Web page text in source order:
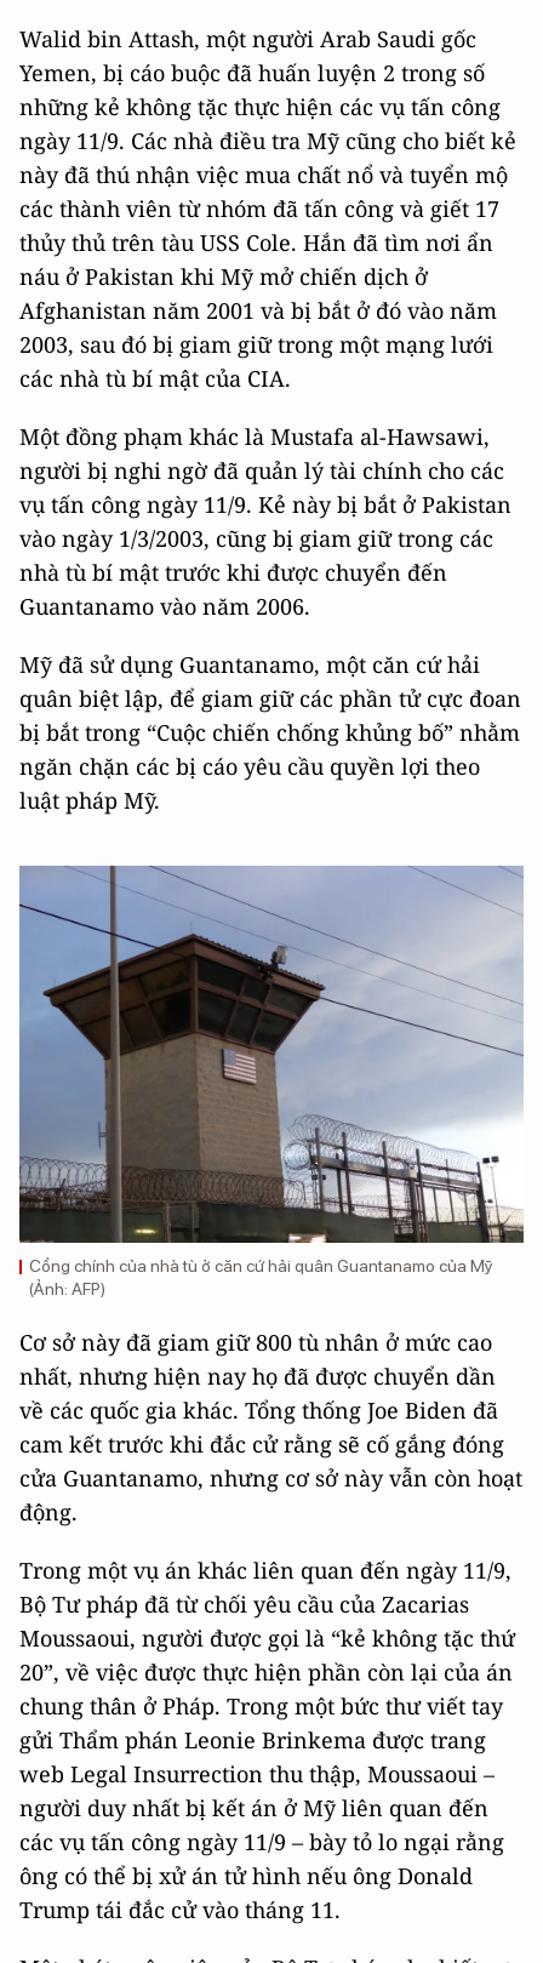
Walid bin Attash, một người Arab Saudi gốc
Yemen, bị cáo buộc đã huấn luyện 2 trong số
những kẻ không tặc thực hiện các vụ tấn công
ngày 11/9. Các nhà điều tra Mỹ cũng cho biết kẻ
này đã thú nhận việc mua chất nổ và tuyển mộ
các thành viên từ nhóm đã tấn công và giết 17
thủy thủ trên tàu USS Cole. Hắn đã tìm nơi ẩn
náu ở Pakistan khi Mỹ mở chiến dịch ở
Afghanistan năm 2001 và bị bắt ở đó vào năm
2003, sau đó bị giam giữ trong một mạng lưới
các nhà tù bí mật của CIA.
Một đồng phạm khác là Mustafa al-Hawsawi,
người bị nghi ngờ đã quản lý tài chính cho các
vụ tấn công ngày 11/9. Kẻ này bị bắt ở Pakistan
vào ngày 1/3/2003, cũng bị giam giữ trong các
nhà tù bí mật trước khi được chuyển đến
Guantanamo vào năm 2006.
Mỹ đã sử dụng Guantanamo, một căn cứ hải
quân biệt lập, để giam giữ các phần tử cực đoan
bị bắt trong “Cuộc chiến chống khủng bố” nhằm
ngăn chặn các bị cáo yêu cầu quyền lợi theo
luật pháp Mỹ.
Cổng chính của nhà tù ở căn cứ hải quân Guantanamo của Mỹ
(Ảnh: AFP)
Cơ sở này đã giam giữ 800 tù nhân ở mức cao
nhất, nhưng hiện nay họ đã được chuyển dần
về các quốc gia khác. Tổng thống Joe Biden đã
cam kết trước khi đắc cử rằng sẽ cố gắng đóng
cửa Guantanamo, nhưng cơ sở này vẫn còn hoạt
động.
Trong một vụ án khác liên quan đến ngày 11/9,
Bộ Tư pháp đã từ chối yêu cầu của Zacarias
Moussaoui, người được gọi là “kẻ không tặc thứ
20”, về việc được thực hiện phần còn lại của án
chung thân ở Pháp. Trong một bức thư viết tay
gửi Thẩm phán Leonie Brinkema được trang
web Legal Insurrection thu thập, Moussaoui –
người duy nhất bị kết án ở Mỹ liên quan đến
các vụ tấn công ngày 11/9 – bày tỏ lo ngại rằng
ông có thể bị xử án tử hình nếu ông Donald
Trump tái đắc cử vào tháng 11.